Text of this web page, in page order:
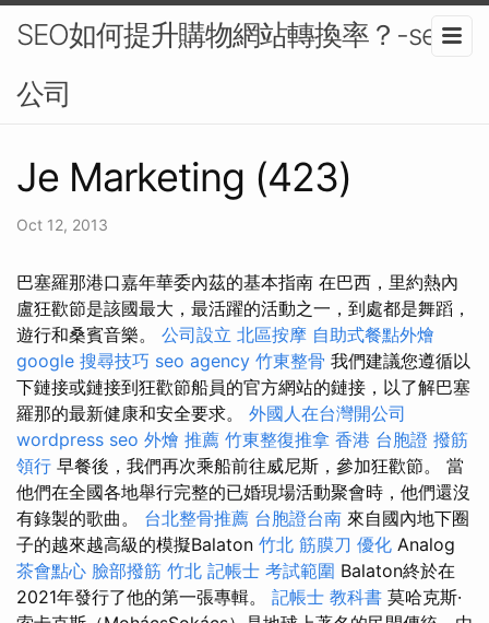
SEO如何提升購物網站轉換率？-seo
公司
Je Marketing (423)
Oct 12, 2013
巴塞羅那港口嘉年華委內茲的基本指南 在巴西，里約熱內
盧狂歡節是該國最大，最活躍的活動之一，到處都是舞蹈，
遊行和桑賓音樂。 公司設立 北區按摩 自助式餐點外燴
google 搜尋技巧 seo agency 竹東整骨 我們建議您遵循以
下鏈接或鏈接到狂歡節船員的官方網站的鏈接，以了解巴塞
羅那的最新健康和安全要求。 外國人在台灣開公司
wordpress seo 外燴 推薦 竹東整復推拿 香港 台胞證 撥筋
領行 早餐後，我們再次乘船前往威尼斯，參加狂歡節。 當
他們在全國各地舉行完整的已婚現場活動聚會時，他們還沒
有錄製的歌曲。 台北整骨推薦 台胞證台南 來自國內地下圈
子的越來越高級的模擬Balaton 竹北 筋膜刀 優化 Analog
茶會點心 臉部撥筋 竹北 記帳士 考試範圍 Balaton終於在
2021年發行了他的第一張專輯。 記帳士 教科書 莫哈克斯·